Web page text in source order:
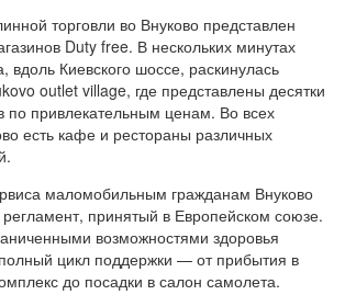
торговли во Внуково представлен
Duty free. В нескольких минутах
вдоль Киевского шоссе, раскинулась
outlet village, где представлены десятки
по привлекательным ценам. Во всех
есть кафе и рестораны различных
маломобильным гражданам Внуково
принятый в Европейском союзе.
возможностями здоровья
цикл поддержки — от прибытия в
до посадки в салон самолета.